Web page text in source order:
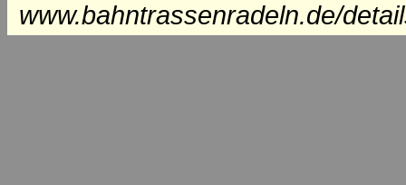
www.bahntrassenradeln.de/